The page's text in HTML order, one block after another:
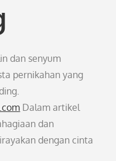
dan senyum
pernikahan yang
Dalam artikel
dan
dengan cinta